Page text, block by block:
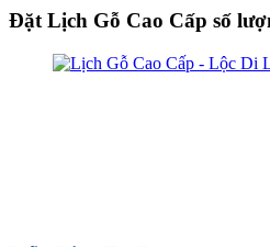
Đặt Lịch Gỗ Cao Cấp số